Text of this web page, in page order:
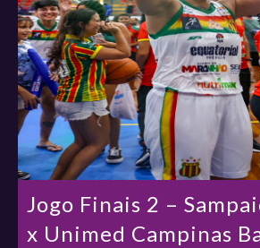
Jogo Finais 2 –
x Unimed Campinas